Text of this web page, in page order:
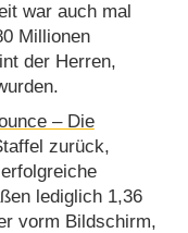
war auch mal
Millionen
der Herren,
– Die
zurück,
lediglich 1,36
vorm Bildschirm,